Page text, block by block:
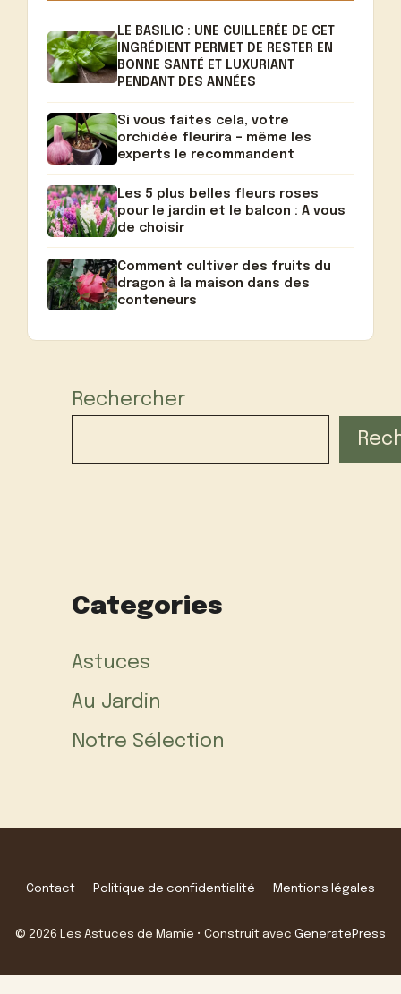
LE BASILIC : UNE CUILLERÉE DE CET
INGRÉDIENT PERMET DE RESTER EN
BONNE SANTÉ ET LUXURIANT
PENDANT DES ANNÉES
Si vous faites cela, votre
orchidée fleurira – même les
experts le recommandent
Les 5 plus belles fleurs roses
pour le jardin et le balcon : A vous
de choisir
Comment cultiver des fruits du
dragon à la maison dans des
conteneurs
Rechercher
Categories
Astuces
Au Jardin
Notre Sélection
Contact Politique de confidentialité Mentions légales
© 2026 Les Astuces de Mamie • Construit avec GeneratePress